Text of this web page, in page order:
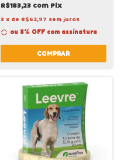
R$183,23 com Pix
3 x de R$62,97 sem juros
ou 8% OFF com assinatura
COMPRAR